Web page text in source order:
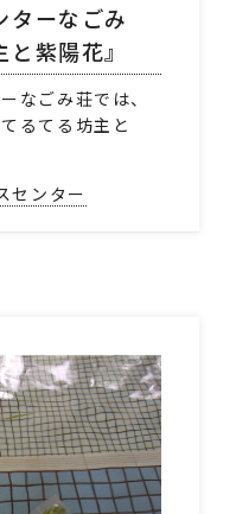
ターなごみ
紫陽花』
なごみ荘では、
るてる坊主と
センター